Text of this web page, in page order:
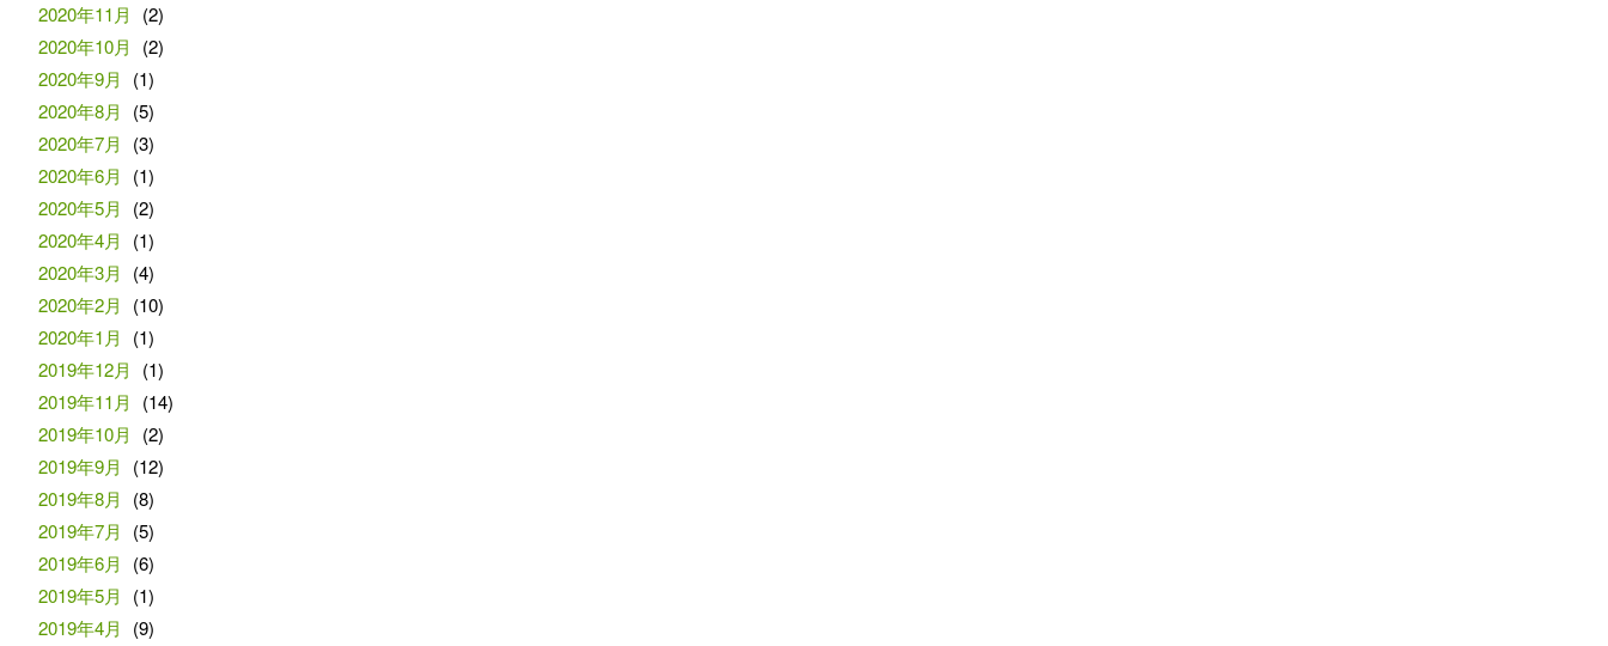
2020年11月
(2)
2020年10月
(2)
2020年9月
(1)
2020年8月
(5)
2020年7月
(3)
2020年6月
(1)
2020年5月
(2)
2020年4月
(1)
2020年3月
(4)
2020年2月
(10)
2020年1月
(1)
2019年12月
(1)
2019年11月
(14)
2019年10月
(2)
2019年9月
(12)
2019年8月
(8)
2019年7月
(5)
2019年6月
(6)
2019年5月
(1)
2019年4月
(9)